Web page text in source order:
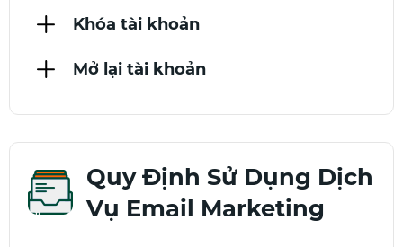
Khóa tài khoản
Mở lại tài khoản
Quy Định Sử Dụng Dịch
Vụ Email Marketing